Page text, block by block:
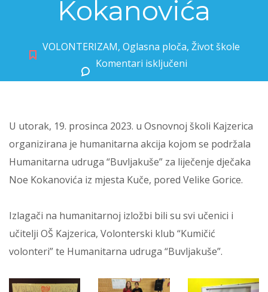
Kokanovića
VOLONTERIZAM, Oglasna ploča, Život škole
Komentari isključeni
U utorak, 19. prosinca 2023. u Osnovnoj školi Kajzerica
organizirana je humanitarna akcija kojom se podržala
Humanitarna udruga “Buvljakuše” za liječenje dječaka
Noe Kokanovića iz mjesta Kuče, pored Velike Gorice.
Izlagači na humanitarnoj izložbi bili su svi učenici i
učitelji OŠ Kajzerica, Volonterski klub “Kumičić
volonteri” te Humanitarna udruga “Buvljakuše”.